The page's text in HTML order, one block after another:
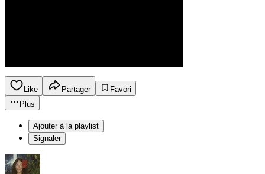
Like Partager
Favori
Plus
Ajouter à la playlist
Signaler